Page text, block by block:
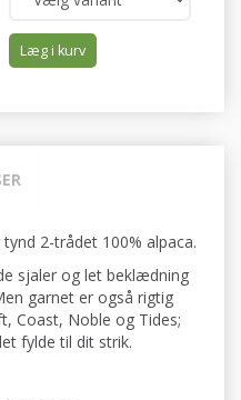
Læg i kurv
2-trådet 100% alpaca.
sjaler og let beklædning
garnet er også rigtig
Coast, Noble og Tides;
fylde til dit strik.